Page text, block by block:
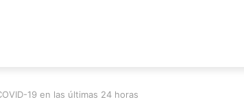
19 en las últimas 24 horas